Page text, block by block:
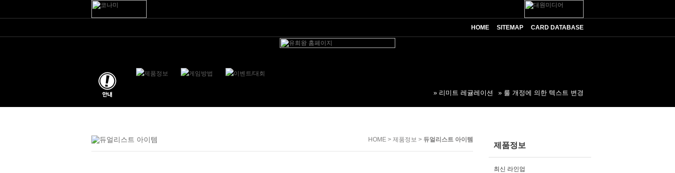
HOME SITEMAP CARD DATABASE
» 리미트 레귤레이션 » 룰 개정에 의한 텍스트 변경
HOME > 제품정보 > 듀얼리스트 아이템
제품정보
최신 라인업